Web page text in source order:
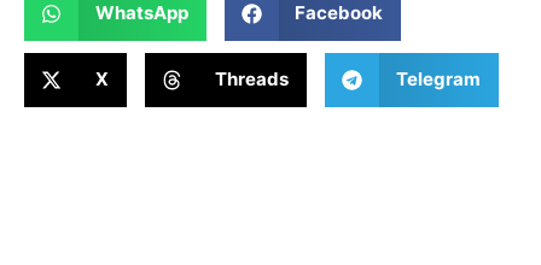
WhatsApp Facebook
X Threads Telegram